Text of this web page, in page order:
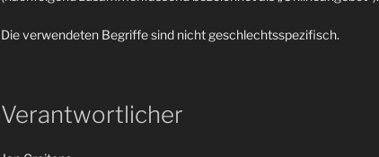
Die verwendeten Begriffe sind nicht geschlechtsspezifisch.
Verantwortlicher